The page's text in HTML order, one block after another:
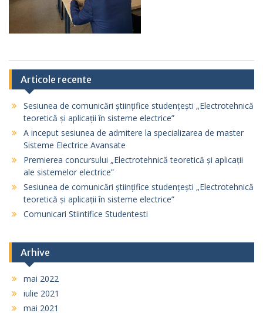
Articole recente
Sesiunea de comunicări științifice studențești „Electrotehnică
teoretică și aplicații în sisteme electrice”
A inceput sesiunea de admitere la specializarea de master
Sisteme Electrice Avansate
Premierea concursului „Electrotehnică teoretică și aplicații
ale sistemelor electrice”
Sesiunea de comunicări științifice studențești „Electrotehnică
teoretică și aplicații în sisteme electrice”
Comunicari Stiintifice Studentesti
Arhive
mai 2022
iulie 2021
mai 2021